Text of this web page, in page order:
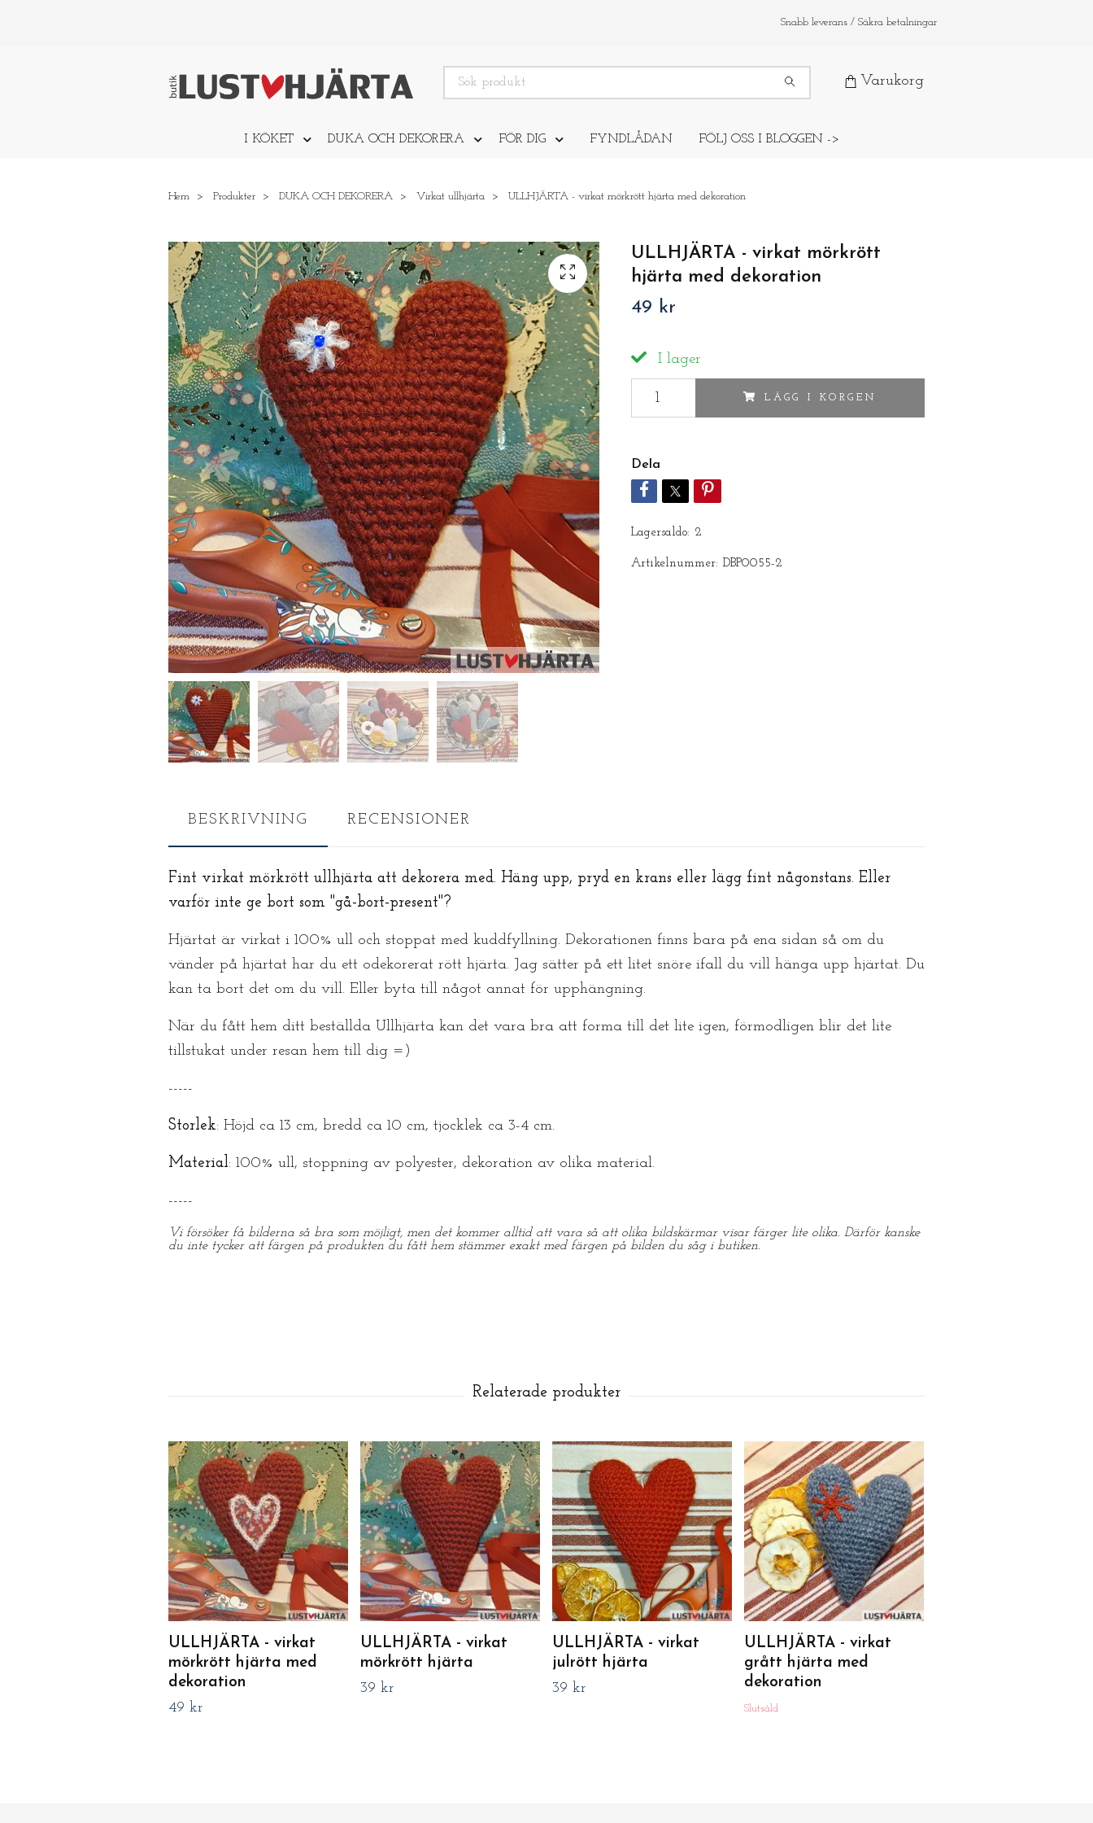
Snabb leverans / Säkra betalningar
Varukorg
I KÖKET DUKA OCH DEKORERA FÖR DIG FYNDLÅDAN FÖLJ OSS I BLOGGEN ->
Hem Produkter DUKA OCH DEKORERA Virkat ullhjärta ULLHJÄRTA - virkat mörkrött hjärta med dekoration
ULLHJÄRTA - virkat mörkrött
hjärta med dekoration
49 kr
I lager
LÄGG I KORGEN
Dela
Lagersaldo: 2
Artikelnummer: DBP0055-2
BESKRIVNING RECENSIONER
Fint virkat mörkrött ullhjärta att dekorera med. Häng upp, pryd en krans eller lägg fint någonstans. Eller
varför inte ge bort som "gå-bort-present"?
Hjärtat är virkat i 100% ull och stoppat med kuddfyllning. Dekorationen finns bara på ena sidan så om du
vänder på hjärtat har du ett odekorerat rött hjärta. Jag sätter på ett litet snöre ifall du vill hänga upp hjärtat. Du
kan ta bort det om du vill. Eller byta till något annat för upphängning.
När du fått hem ditt beställda Ullhjärta kan det vara bra att forma till det lite igen, förmodligen blir det lite
tillstukat under resan hem till dig =)
-----
Storlek: Höjd ca 13 cm, bredd ca 10 cm, tjocklek ca 3-4 cm.
Material: 100% ull, stoppning av polyester, dekoration av olika material.
-----
Vi försöker få bilderna så bra som möjligt, men det kommer alltid att vara så att olika bildskärmar visar färger lite olika. Därför kanske
du inte tycker att färgen på produkten du fått hem stämmer exakt med färgen på bilden du såg i butiken.
ULLHJÄRTA - virkat
mörkrött hjärta med
dekoration
49 kr
ULLHJÄRTA - virkat
mörkrött hjärta
39 kr
ULLHJÄRTA - virkat
julrött hjärta
39 kr
ULLHJÄRTA - virkat
grått hjärta med
dekoration
Slutsåld